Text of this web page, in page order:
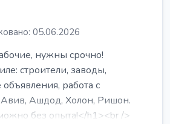
05.06.2026
нужны срочно!
строители, заводы,
работа с
Авив, Ашдод, Холон, Ришон.
без опыта!</h1><br />